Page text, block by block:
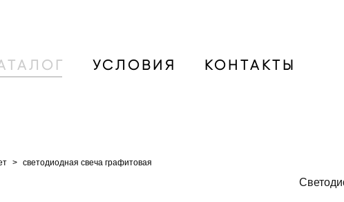
УСЛОВИЯ КОНТАКТЫ
> светодиодная свеча графитовая